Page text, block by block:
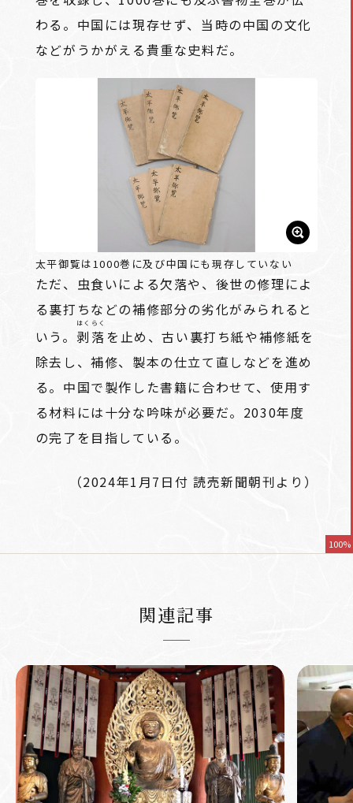
わる。中国には現存せず、当時の中国の文化
などがうかがえる貴重な史料だ。
太平御覧は1000巻に及び中国にも現存していない
ただ、虫食いによる欠落や、後世の修理によ
る裏打ちなどの補修部分の劣化がみられると
いう。 剥落
はくらく
を止め、古い裏打ち紙や補修紙を
除去し、補修、製本の仕立て直しなどを進め
る。中国で製作した書籍に合わせて、使用す
る材料には十分な吟味が必要だ。2030年度
の完了を目指している。
（2024年1月7日付 読売新聞朝刊より）
100%
関連記事